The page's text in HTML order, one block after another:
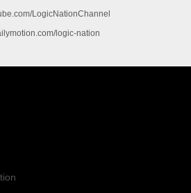
LogicNationChannel
logic-nation